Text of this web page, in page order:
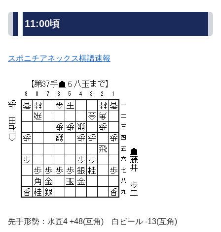
11:00頃
スポニチアネックス棋譜速報
先手形勢：水匠4 +48(互角) 白ビール -13(互角)